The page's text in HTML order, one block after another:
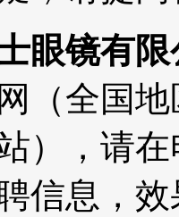
眼镜有
（全国
），请
信息，